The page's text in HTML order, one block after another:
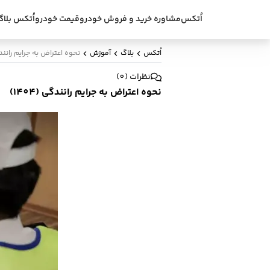
اُتکسمشاوره خرید و فروش خودروقیمت خودرواُتکس
اُتکس بلاگ آموزش نحوه اعتراض به جرایم
نظرات (
0
)
نحوه اعتراض به جرایم رانندگی (1404)